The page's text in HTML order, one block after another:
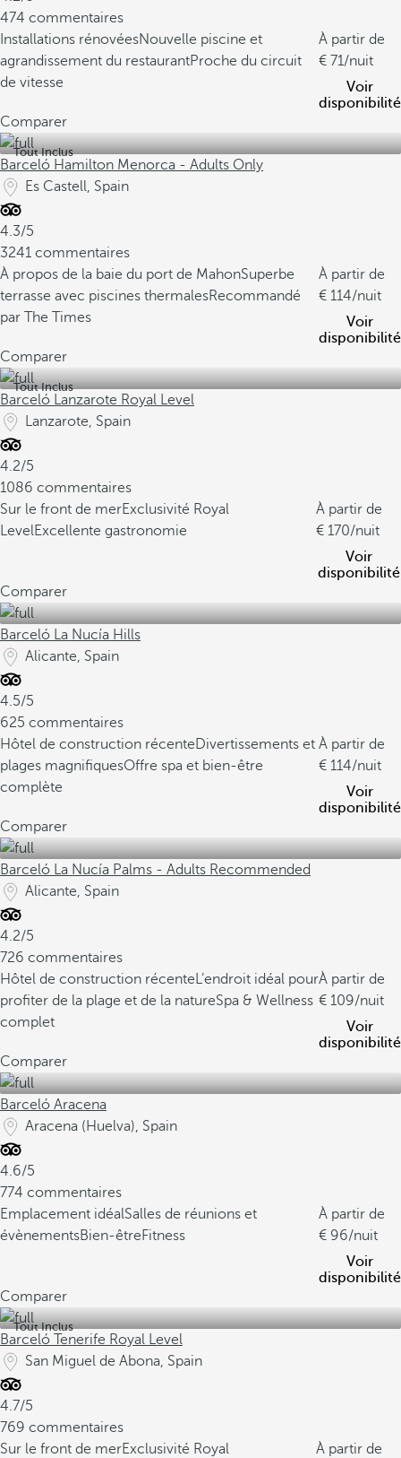
474 commentaires
Installations rénovéesNouvelle piscine et
agrandissement du restaurantProche du circuit
de vitesse
À partir de
71/nuit
Voir
disponibilité
Comparer
Tout Inclus
Barceló Hamilton Menorca - Adults Only
Es Castell, Spain
4.3/5
3241 commentaires
À propos de la baie du port de MahonSuperbe
terrasse avec piscines thermalesRecommandé
par The Times
À partir de
114/nuit
Voir
disponibilité
Comparer
Tout Inclus
Barceló Lanzarote Royal Level
Lanzarote, Spain
4.2/5
1086 commentaires
Sur le front de merExclusivité Royal
LevelExcellente gastronomie
À partir de
170/nuit
Voir
disponibilité
Comparer
Barceló La Nucía Hills
Alicante, Spain
4.5/5
625 commentaires
Hôtel de construction récenteDivertissements et
plages magnifiquesOffre spa et bien-être
complète
À partir de
114/nuit
Voir
disponibilité
Comparer
Barceló La Nucía Palms - Adults Recommended
Alicante, Spain
4.2/5
726 commentaires
Hôtel de construction récenteL’endroit idéal pour
profiter de la plage et de la natureSpa & Wellness
complet
À partir de
109/nuit
Voir
disponibilité
Comparer
Barceló Aracena
Aracena (Huelva), Spain
4.6/5
774 commentaires
Emplacement idéalSalles de réunions et
évènementsBien-êtreFitness
À partir de
96/nuit
Voir
disponibilité
Comparer
Tout Inclus
Barceló Tenerife Royal Level
San Miguel de Abona, Spain
4.7/5
769 commentaires
Sur le front de merExclusivité Royal
À partir de